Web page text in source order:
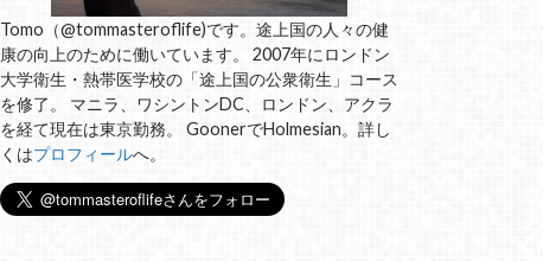
Tomo（@tommasteroflife)です。途上国の人々の健
康の向上のために働いています。 2007年にロンドン
大学衛生・熱帯医学校の「途上国の公衆衛生」コース
を修了。 マニラ、ワシントンDC、ロンドン、アクラ
を経て現在は東京勤務。 GoonerでHolmesian。詳し
くはプロフィールへ。